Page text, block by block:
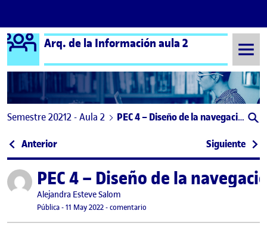
Saltar al contenido
Logo Ágora
Arq. de la Información aula 2
Semestre 20212 - Aula 2 PEC 4 – Diseño de la navegación
Navegación de entradas
Anterior: PEC 3 – Definició de la organització i l’etiquetat
Siguiente:
Publicado porPEC 4 – Diseño de la
Publicado por
Alejandra Esteve Salom
Visibilidad:
Pública-Fecha de publicación
11 May 202211 mayo, 2022 8:04 pm
-comentario